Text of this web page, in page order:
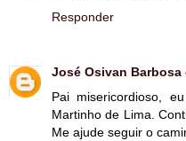
Responder
José Osivan Barbosa
Pai misericordioso,
Martinho de Lima.
Me ajude seguir o